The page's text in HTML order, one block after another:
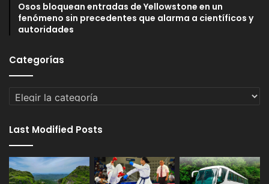
Osos bloquean entradas de Yellowstone en un
fenómeno sin precedentes que alarma a científicos y
autoridades
Categorías
Categorías
Last Modified Posts